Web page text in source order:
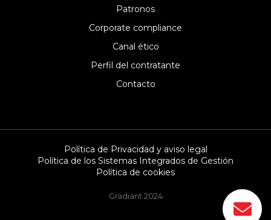
Patronos
Corporate compliance
Canal ético
Perfil del contratante
Contacto
Gradiant 2024
Política de Privacidad y aviso legal
Política de los Sistemas Integrados de Gestión
Política de cookies